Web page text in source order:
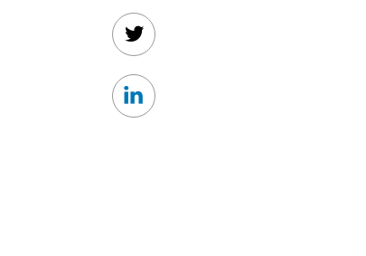
Twitter
Linkedin